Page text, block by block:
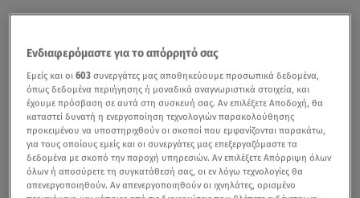
Ενδιαφερόμαστε για το απόρρητό σας
Εμείς και οι603 συνεργάτες μας αποθηκεύουμε προσωπικά δεδομένα,
όπως δεδομένα περιήγησης ή μοναδικά αναγνωριστικά στοιχεία, και
έχουμε πρόσβαση σε αυτά στη συσκευή σας. Αν επιλέξετε Αποδοχή, θα
καταστεί δυνατή η ενεργοποίηση τεχνολογιών παρακολούθησης
προκειμένου να υποστηριχθούν οι σκοποί που εμφανίζονται παρακάτω,
για τους οποίους εμείς και οι συνεργάτες μας επεξεργαζόμαστε τα
δεδομένα με σκοπό την παροχή υπηρεσιών. Αν επιλέξετε Απόρριψη όλων
όλων ή αποσύρετε τη συγκατάθεσή σας, οι εν λόγω τεχνολογίες θα
απενεργοποιηθούν. Αν απενεργοποιηθούν οι ιχνηλάτες, ορισμένο